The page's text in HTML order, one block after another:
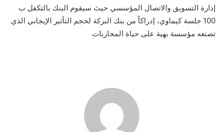
إدارة التسويق والاتصال المؤسسي حيث سيقوم البنك بالتكفل ب
100 جلسة كيماوي، إدراكاً من بنك البركة لحجم التأثير الإيجابي الذي
تصنعه مؤسسة بهية على حياة المحاربات